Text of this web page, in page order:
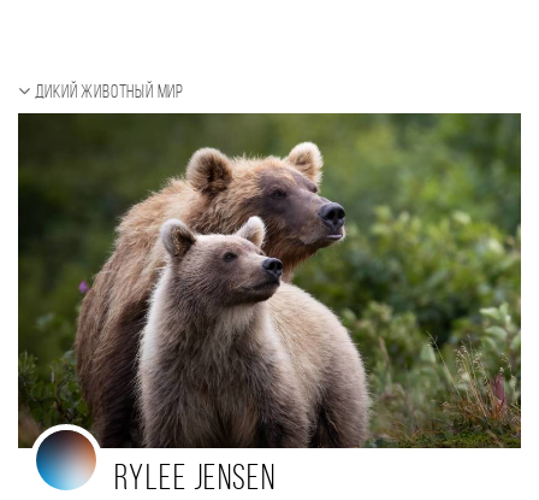
Дикий животный мир
Rylee Jensen